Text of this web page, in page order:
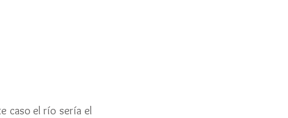
caso el río sería el